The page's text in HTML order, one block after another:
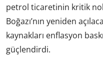
petrol ticaretinin kritik
Boğazı’nın yeniden
kaynakları enflasyon
güçlendirdi.